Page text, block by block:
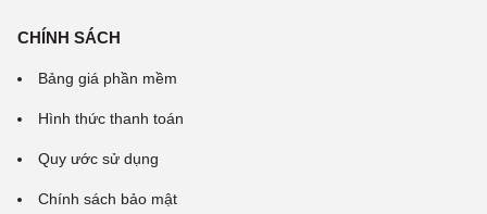
CHÍNH SÁCH
Bảng giá phần mềm
Hình thức thanh toán
Quy ước sử dụng
Chính sách bảo mật